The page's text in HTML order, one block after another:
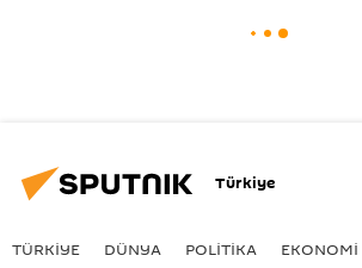
Türkiye
TÜRKIYE DÜNYA POLİTİKA EKONOMİ